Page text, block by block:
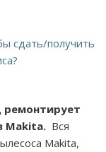
сдать/получить
ремонтирует
Makita. Вся
Makita,